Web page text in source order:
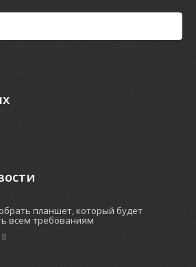
планшет, который будет
всем требованиям